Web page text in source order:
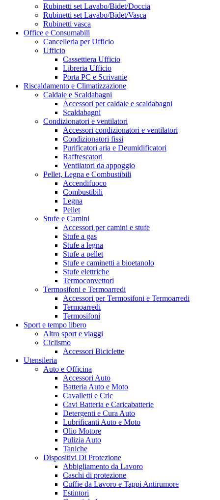
Rubinetti set Lavabo/Bidet/Doccia
Rubinetti set Lavabo/Bidet/Vasca
Rubinetti vasca
Office e Consumabili
Cancelleria per Ufficio
Ufficio
Cassettiera Ufficio
Libreria Ufficio
Porta PC e Scrivanie
Riscaldamento e Climatizzazione
Caldaie e Scaldabagni
Accessori per caldaie e scaldabagni
Scaldabagni
Condizionatori e ventilatori
Accessori condizionatori e ventilatori
Condizionatori fissi
Purificatori aria e Deumidificatori
Raffrescatori
Ventilatori da appoggio
Pellet, Legna e Combustibili
Accendifuoco
Combustibili
Legna
Pellet
Stufe e Camini
Accessori per camini e stufe
Stufe a gas
Stufe a legna
Stufe a pellet
Stufe e caminetti a bioetanolo
Stufe elettriche
Termoconvettori
Termosifoni e Termoarredi
Accessori per Termosifoni e Termoarredi
Termoarredi
Termosifoni
Sport e tempo libero
Altro sport e viaggi
Ciclismo
Accessori Biciclette
Utensileria
Auto e Officina
Accessori Auto
Batteria Auto e Moto
Cavalletti e Cric
Cavi Batteria e Caricabatterie
Detergenti e Cura Auto
Lubrificanti Auto e Moto
Olio Motore
Pulizia Auto
Taniche
Dispositivi Di Protezione
Abbigliamento da Lavoro
Caschi di protezione
Cuffie da Lavoro e Tappi Antirumore
Estintori